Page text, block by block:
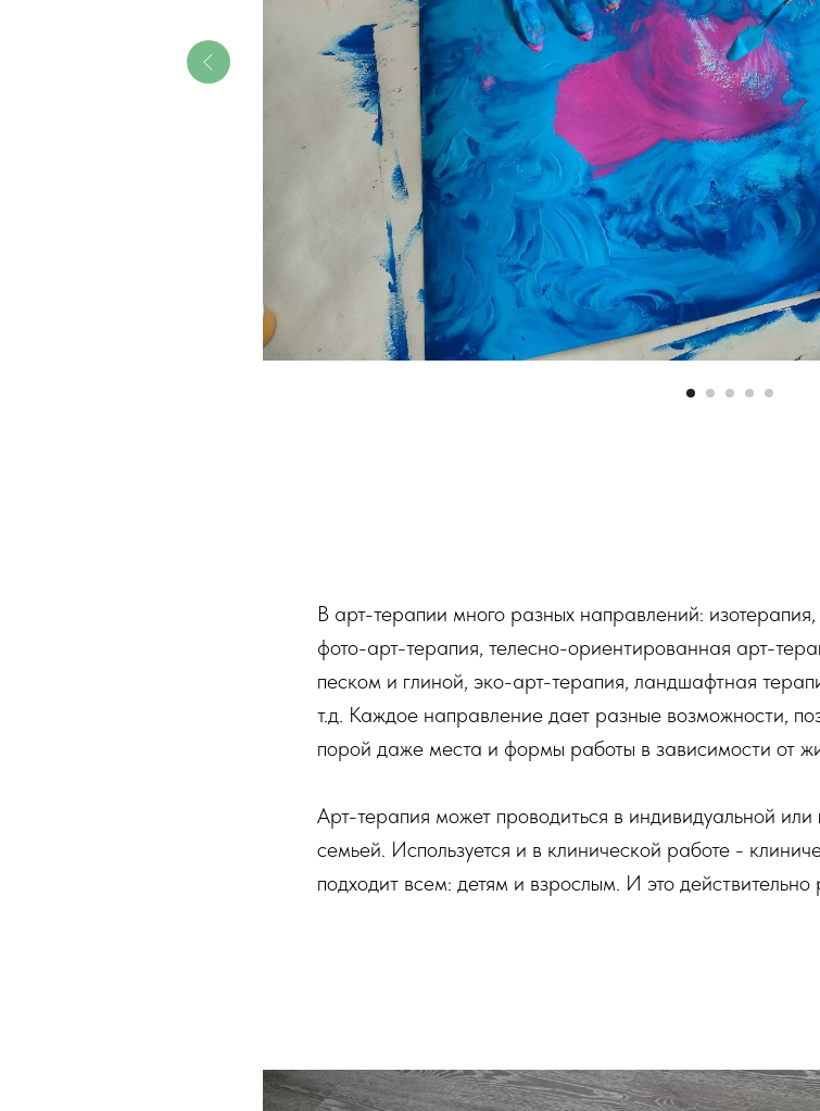
В арт-терапии много разных направлений:
фото-арт-терапия, телесно-ориентированная арт-
песком и глиной, эко-арт-терапия, ландшафтная
т.д. Каждое направление дает разные возможности,
порой даже места и формы работы в зависимости от
Арт-терапия может проводиться в индивидуальной
семьей. Используется и в клинической работе -
подходит всем: детям и взрослым. И это действительно